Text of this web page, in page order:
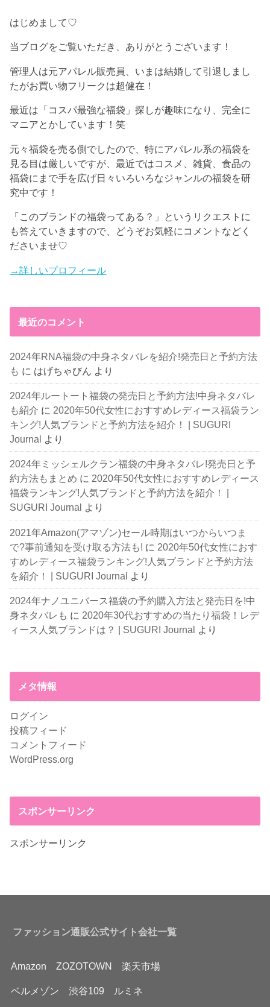
はじめまして♡
当ブログをご覧いただき、ありがとうございます！
管理人は元アパレル販売員、いまは結婚して引退しまし
たがお買い物フリークは超健在！
最近は「コスパ最強な福袋」探しが趣味になり、完全に
マニアとかしています！笑
元々福袋を売る側でしたので、特にアパレル系の福袋を
見る目は厳しいですが、最近ではコスメ、雑貨、食品の
福袋にまで手を広げ日々いろいろなジャンルの福袋を研
究中です！
「このブランドの福袋ってある？」というリクエストに
も答えていきますので、どうぞお気軽にコメントなどく
ださいませ♡
→詳しいプロフィール
最近のコメント
2024年RNA福袋の中身ネタバレを紹介!発売日と予約方法
も に はげちゃびん より
2024年ルートート福袋の発売日と予約方法!中身ネタバレ
も紹介 に 2020年50代女性におすすめレディース福袋ラン
キング!人気ブランドと予約方法を紹介！ | SUGURI
Journal より
2024年ミッシェルクラン福袋の中身ネタバレ!発売日と予
約方法もまとめ に 2020年50代女性におすすめレディース
福袋ランキング!人気ブランドと予約方法を紹介！ |
SUGURI Journal
より
2021年Amazon(アマゾン)セール時期はいつからいつま
で?事前通知を受け取る方法も! に 2020年50代女性におす
すめレディース福袋ランキング!人気ブランドと予約方法
を紹介！ | SUGURI Journal より
2024年ナノユニバース福袋の予約購入方法と発売日を!中
身ネタバレも に 2020年30代おすすめの当たり福袋！レデ
ィース人気ブランドは？ | SUGURI Journal
より
メタ情報
ログイン
投稿フィード
コメントフィード
WordPress.org
スポンサーリンク
スポンサーリンク
ファッション通販公式サイト会社一覧
Amazon ZOZOTOWN 楽天市場
ベルメゾン 渋谷109 ルミネ